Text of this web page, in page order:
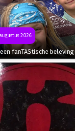
2026
fanTAStische